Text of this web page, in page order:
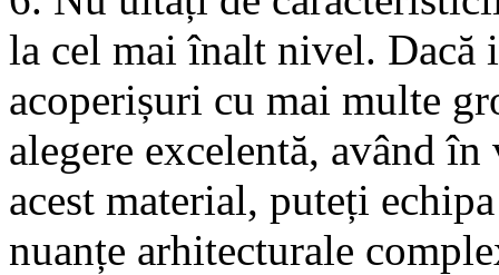
la cel mai înalt nivel. Dacă
acoperișuri cu mai multe
alegere excelentă, având
acest material, puteți
nuanțe arhitecturale